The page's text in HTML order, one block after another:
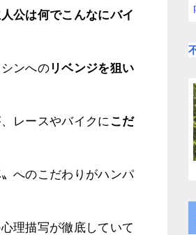
公は何でこんなにバイ
ンへの リベンジを狙い
レースやバイクに こだ
〟へのこだわりがハンパ
理描写が徹底していて